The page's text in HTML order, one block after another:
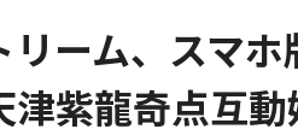
リーム、スマ
津紫龍奇点互